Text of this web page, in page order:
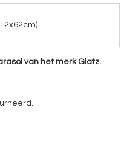
van het merk Glatz.